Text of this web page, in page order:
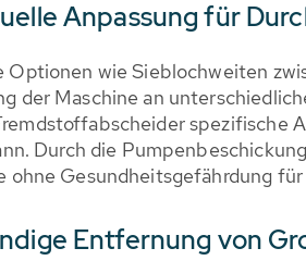
Anpassung für
Optionen wie Sieblochweiten
der Maschine an
spezifische
Durch die
ohne Gesundheitsgefährdung
Entfernung von